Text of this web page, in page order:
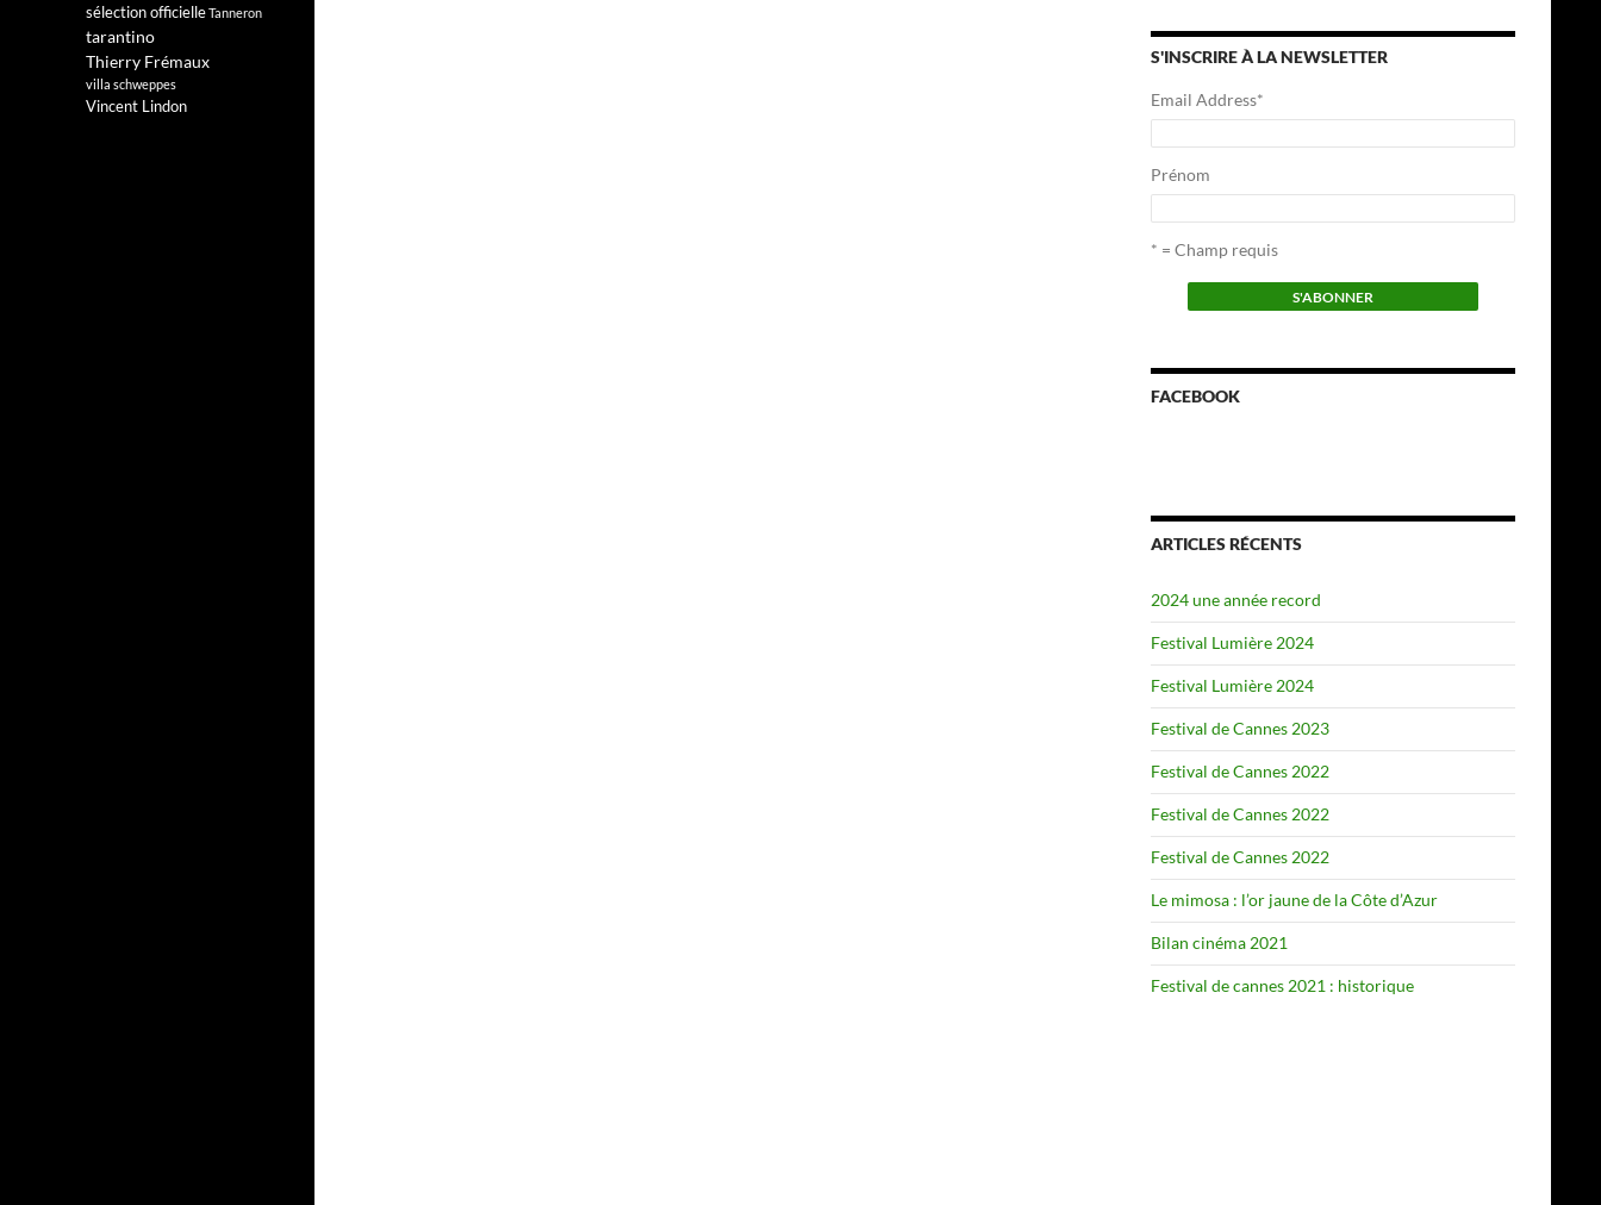
S'INSCRIRE À LA NEWSLETTER
Email Address*
Prénom
* = Champ requis
FACEBOOK
ARTICLES RÉCENTS
2024 une année record
Festival Lumière 2024
Festival Lumière 2024
Festival de Cannes 2023
Festival de Cannes 2022
Festival de Cannes 2022
Festival de Cannes 2022
Le mimosa : l’or jaune de la Côte d’Azur
Bilan cinéma 2021
Festival de cannes 2021 : historique
sélection officielleTanneron
tarantino
Thierry Frémaux
villa schweppes
Vincent Lindon